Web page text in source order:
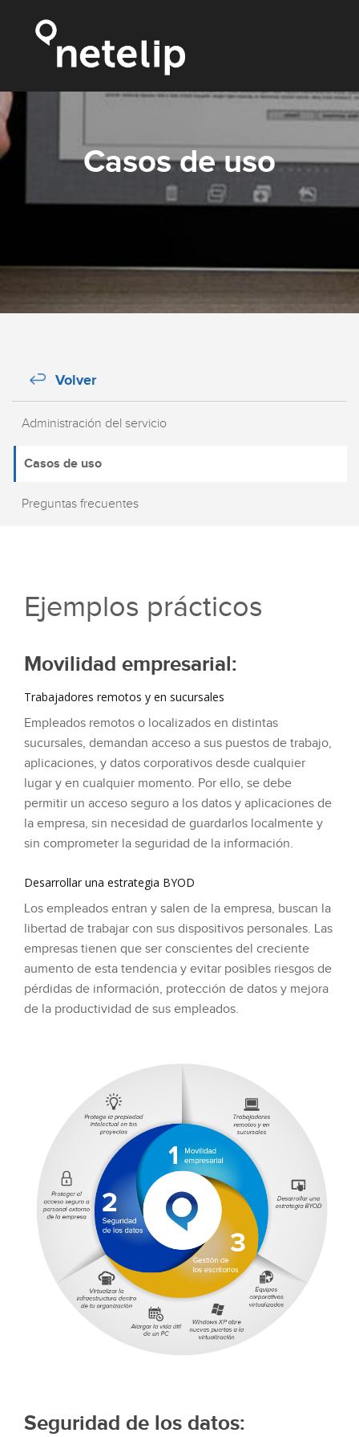
Casos de uso
Volver
Administración del servicio
Casos de uso
Preguntas frecuentes
Ejemplos prácticos
Movilidad empresarial:
Trabajadores remotos y en sucursales
Empleados remotos o localizados en distintas
sucursales, demandan acceso a sus puestos de trabajo,
aplicaciones, y datos corporativos desde cualquier
lugar y en cualquier momento. Por ello, se debe
permitir un acceso seguro a los datos y aplicaciones de
la empresa, sin necesidad de guardarlos localmente y
sin comprometer la seguridad de la información.
Desarrollar una estrategia BYOD
Los empleados entran y salen de la empresa, buscan la
libertad de trabajar con sus dispositivos personales. Las
empresas tienen que ser conscientes del creciente
aumento de esta tendencia y evitar posibles riesgos de
pérdidas de información, protección de datos y mejora
de la productividad de sus empleados.
Seguridad de los datos: